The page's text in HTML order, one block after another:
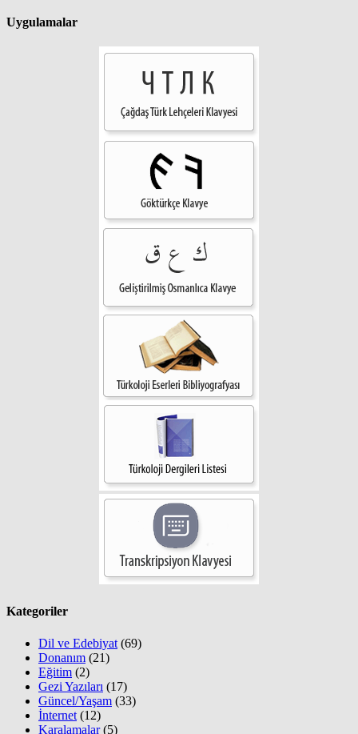
Uygulamalar
Kategoriler
Dil ve Edebiyat (69)
Donanım (21)
Eğitim (2)
Gezi Yazıları (17)
Güncel/Yaşam (33)
İnternet (12)
Karalamalar(5)